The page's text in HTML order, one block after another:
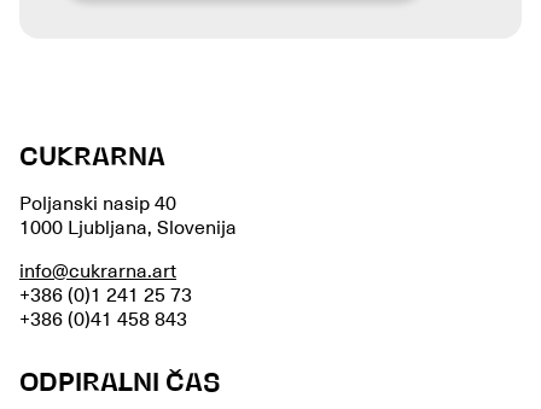
CUKRARNA
Poljanski nasip 40
1000 Ljubljana, Slovenija
info@cukrarna.art
+386 (0)1 241 25 73
+386 (0)41 458 843
ODPIRALNI ČAS